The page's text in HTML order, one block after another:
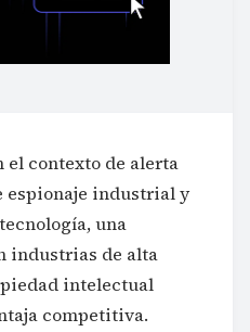
el contexto de alerta
espionaje industrial y
una
industrias de alta
intelectual
competitiva.